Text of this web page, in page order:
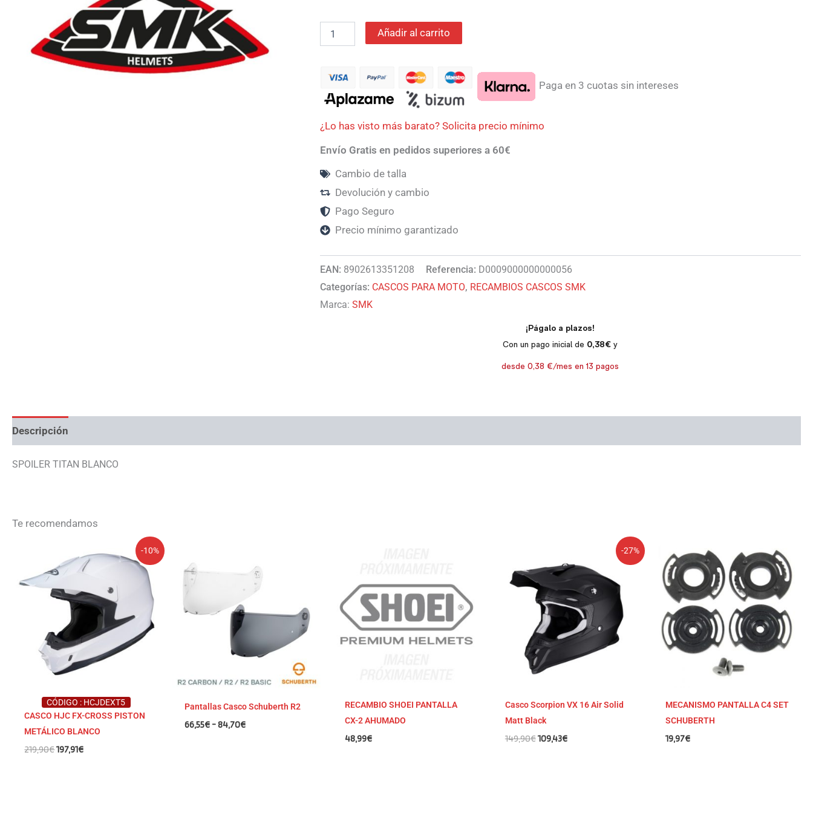
Añadir al carrito
Paga en 3 cuotas sin intereses
¿Lo has visto más barato? Solicita precio mínimo
Envío Gratis en pedidos superiores a 60€
Cambio de talla
Devolución y cambio
Pago Seguro
Precio mínimo garantizado
EAN: 8902613351208 Referencia: D0009000000000056
Categorías: CASCOS PARA MOTO, RECAMBIOS CASCOS SMK
Marca: SMK
Descripción
SPOILER TITAN BLANCO
Te recomendamos
-10%
CÓDIGO : HCJDEXT5
CASCO HJC FX-CROSS PISTON
METÁLICO BLANCO
219,90€
precio
original
219,90€.
197,91€
precio
actual
197,91€.
Pantallas Casco Schuberth R2
66,55€ -84,70€
precios:
desde
66,55€
84,70€
RECAMBIO SHOEI PANTALLA
CX-2 AHUMADO
48,99€
-27%
Casco Scorpion VX 16 Air Solid
Matt Black
149,90€
original
era:
149,90€.
109,43€
actual
es:
109,43€.
MECANISMO PANTALLA C4 SET
SCHUBERTH
19,97€